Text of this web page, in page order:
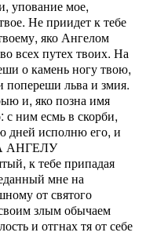
упование мое,
Не приидет к тебе
яко Ангелом
всех путех твоих. На
о камень ногу твою,
попереши льва и змия.
и, яко позна имя
ним есмь в скорби,
дней исполню его, и
АНГЕЛУ
к тебе припадая
мне на
от святого
злым обычаем
и отгнах тя от себе